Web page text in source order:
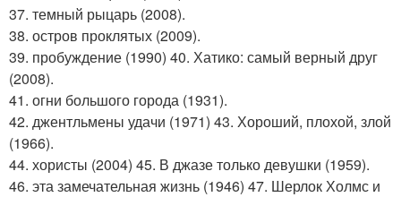
37. темный рыцарь (2008).
38. остров проклятых (2009).
39. пробуждение (1990) 40. Хатико: самый верный друг
(2008).
41. огни большого города (1931).
42. джентльмены удачи (1971) 43. Хороший, плохой, злой
(1966).
44. хористы (2004) 45. В джазе только девушки (1959).
46. эта замечательная жизнь (1946) 47. Шерлок Холмс и